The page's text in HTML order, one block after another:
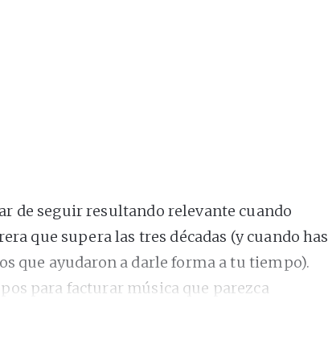
de seguir resultando relevante cuando
que supera las tres décadas (y cuando has
que ayudaron a darle forma a tu tiempo).
para facturar música que parezca